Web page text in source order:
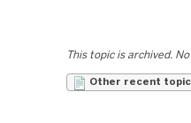
This topic is archived.
Other recent